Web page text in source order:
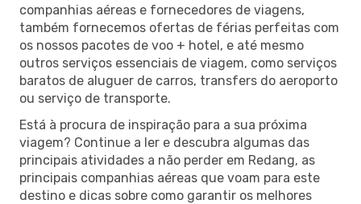
companhias aéreas e fornecedores de viagens,
também fornecemos ofertas de férias perfeitas com
os nossos pacotes de voo + hotel, e até mesmo
outros serviços essenciais de viagem, como serviços
baratos de aluguer de carros, transfers do aeroporto
ou serviço de transporte.
Está à procura de inspiração para a sua próxima
viagem? Continue a ler e descubra algumas das
principais atividades a não perder em Redang, as
principais companhias aéreas que voam para este
destino e dicas sobre como garantir os melhores